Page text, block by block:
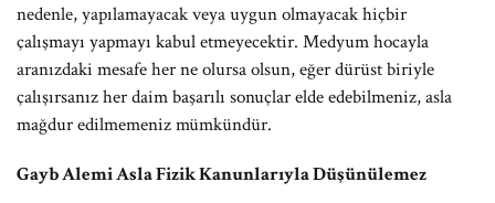
nedenle, yapılamayacak veya uygun olmayacak hiçbir
çalışmayı yapmayı kabul etmeyecektir. Medyum hocayla
aranızdaki mesafe her ne olursa olsun, eğer dürüst biriyle
çalışırsanız her daim başarılı sonuçlar elde edebilmeniz, asla
mağdur edilmemeniz mümkündür.
Gayb Alemi Asla Fizik Kanunlarıyla Düşünülemez